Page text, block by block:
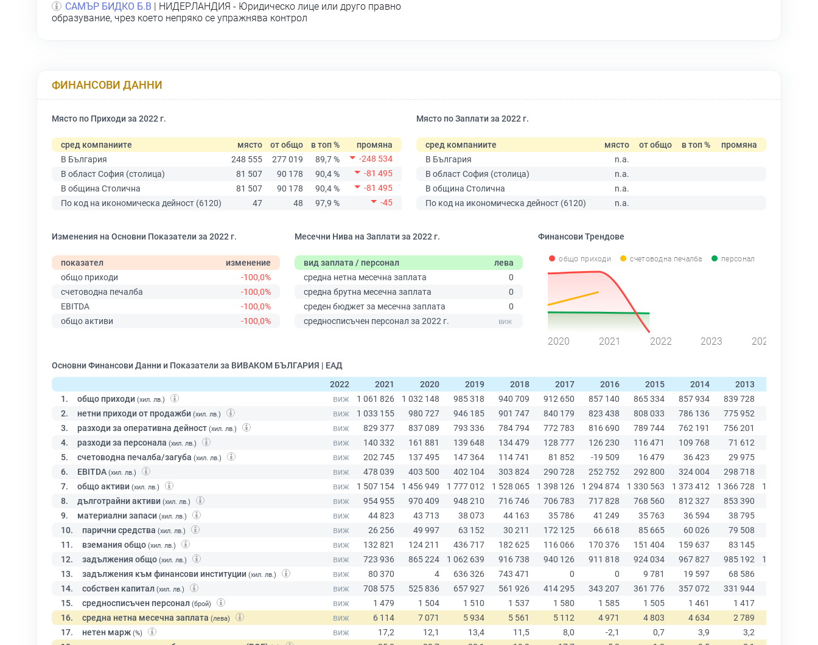
САМЪР БИДКО Б.В | НИДЕРЛАНДИЯ - Юридическо лице или друго правно
образувание, чрез което непряко се упражнява контрол
ФИНАНСОВИ ДАННИ
Място по Приходи за 2022 г.
сред компаниите място от общо в топ %
промяна
В България
248 555 277 019 89,7 %
-248 534
В област София (столица)
81 507 90 178 90,4 %
-81 495
В община Столична
81 507 90 178 90,4 %
-81 495
По код на икономическа дейност (6120)
47 48 97,9 % -45
Място по Заплати за 2022 г.
сред компаниите място от общо в топ %
промяна
В България
n.a.
В област София (столица)
n.a.
В община Столична
n.a.
По код на икономическа дейност (6120)
n.a.
Изменения на Основни Показатели за 2022 г.
показател
изменение
общо приходи
-100,0%
счетоводна печалба
-100,0%
EBITDA
-100,0%
общо активи
-100,0%
Месечни Нива на Заплати за 2022 г.
вид заплата / персонал
лева
средна нетна месечна заплата
0
средна брутна месечна заплата
0
среден бюджет за месечна заплата
0
средносписъчен персонал за 2022 г.
Финансови Трендове
общо приходи счетоводна печалба персонал
2020 2021 2022 2023 2024
Основни Финансови Данни и Показатели за ВИВАКОМ БЪЛГАРИЯ | ЕАД
2022
2021 2020 2019 2018 2017 2016 2015 2014 2013
1.
общо приходи (хил. лв.)
2. нетни приходи от продажби (хил. лв.)
3. разходи за оперативна дейност (хил. лв.)
4. разходи за персонала (хил. лв.)
5. счетоводна печалба/загуба (хил. лв.)
6. EBITDA (хил. лв.)
7. общо активи (хил. лв.)
8. дълготрайни активи (хил. лв.)
9. материални запаси (хил. лв.)
10. парични средства (хил. лв.)
11. вземания общо (хил. лв.)
12. задължения общо (хил. лв.)
13. задължения към финансови институции (хил. лв.)
14. собствен капитал (хил. лв.)
15. средносписъчен персонал (брой)
16. средна нетна месечна заплата (лева)
17. нетен марж (%)